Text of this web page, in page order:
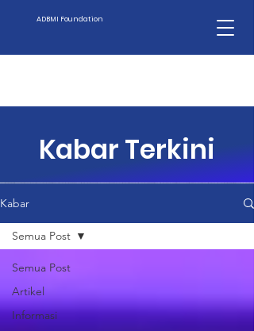
ADBMI Foundation
Kabar Terkini
Kabar
Semua Post
Artikel
Informasi
Semua Post